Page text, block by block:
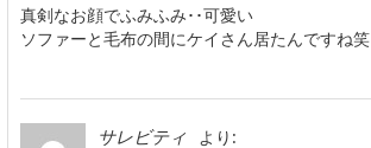
真剣なお顔でふみふみ･･可愛い
ソファーと毛布の間にケイさん居たんですね笑
サレビティ
より: